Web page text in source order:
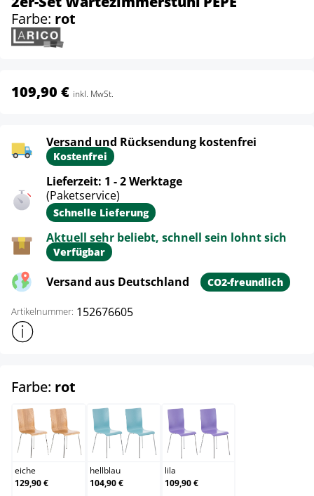
Farbe: rot
109,90 € inkl. MwSt.
Versand und Rücksendung kostenfrei
Kostenfrei
Lieferzeit: 1 - 2 Werktage
(Paketservice)
Schnelle Lieferung
Aktuell sehr beliebt, schnell sein lohnt sich
Verfügbar
Versand aus Deutschland CO2-freundlich
Artikelnummer: 152676605
Weitere Produktinformationen anzeigen
Farbe: rot
eiche
eiche
129,90 €
hellblau
hellblau
104,90 €
lila
lila
109,90 €